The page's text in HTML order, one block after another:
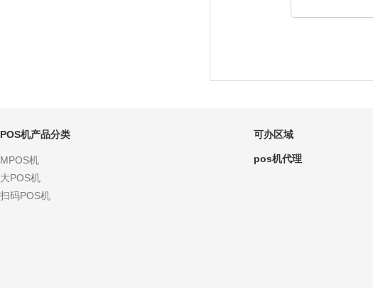
POS机产品分类
MPOS机
大POS机
扫码POS机
可办区域
pos机代理